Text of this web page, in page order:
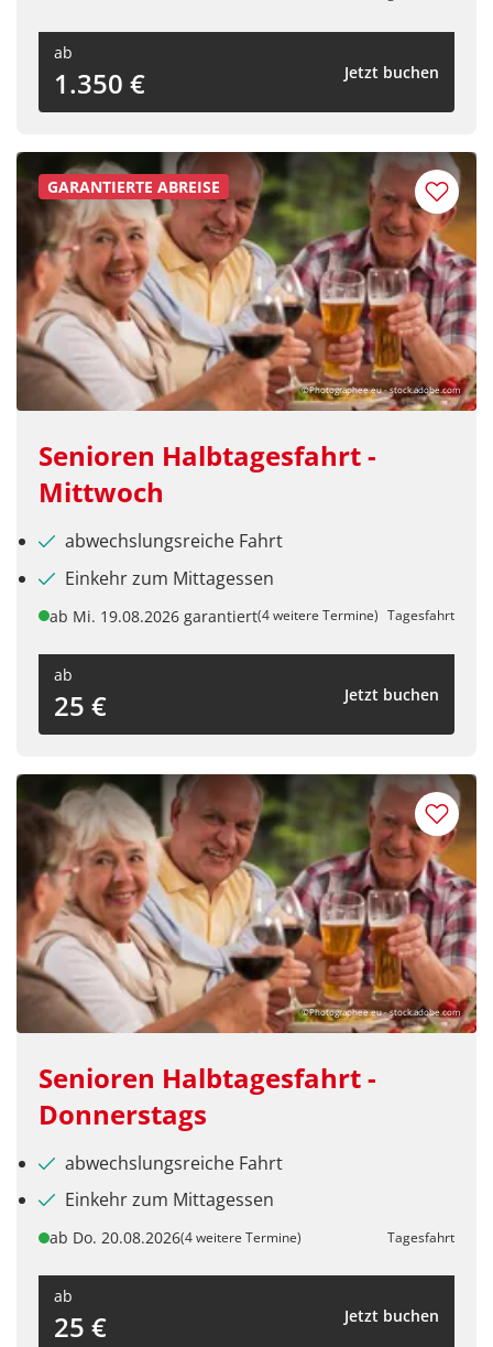
ab
1.350 € Jetzt buchen
GARANTIERTE ABREISE
©Photographee.eu - stock.adobe.com
Senioren Halbtagesfahrt -
Mittwoch
abwechslungsreiche Fahrt
Einkehr zum Mittagessen
ab Mi. 19.08.2026 garantiert(4 weitere Termine) Tagesfahrt
ab
25 € Jetzt buchen
©Photographee.eu - stock.adobe.com
Senioren Halbtagesfahrt -
Donnerstags
abwechslungsreiche Fahrt
Einkehr zum Mittagessen
ab Do. 20.08.2026(4 weitere Termine) Tagesfahrt
ab
25 € Jetzt buchen